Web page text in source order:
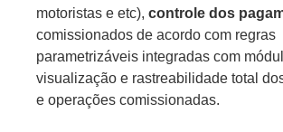
motoristas e etc), controle dos
comissionados de acordo com regras
parametrizáveis integradas com
visualização e rastreabilidade total
e operações comissionadas.